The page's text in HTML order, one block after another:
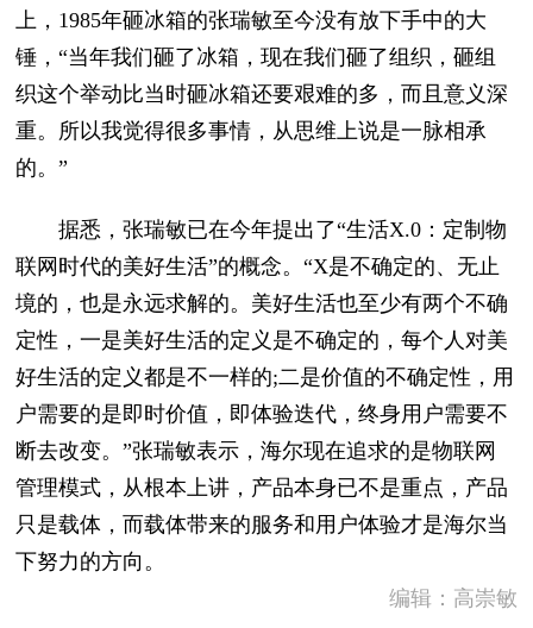
上，1985年砸冰箱的张瑞敏至今没有放下手中的大
锤，“当年我们砸了冰箱，现在我们砸了组织，砸组
织这个举动比当时砸冰箱还要艰难的多，而且意义深
重。所以我觉得很多事情，从思维上说是一脉相承
的。”
据悉，张瑞敏已在今年提出了“生活X.0：定制物
联网时代的美好生活”的概念。“X是不确定的、无止
境的，也是永远求解的。美好生活也至少有两个不确
定性，一是美好生活的定义是不确定的，每个人对美
好生活的定义都是不一样的;二是价值的不确定性，用
户需要的是即时价值，即体验迭代，终身用户需要不
断去改变。”张瑞敏表示，海尔现在追求的是物联网
管理模式，从根本上讲，产品本身已不是重点，产品
只是载体，而载体带来的服务和用户体验才是海尔当
下努力的方向。
编辑：高崇敏